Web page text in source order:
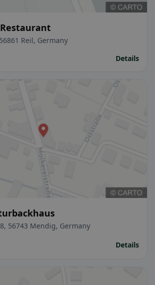
Reil, Germany
Details
56743 Mendig, Germany
Details